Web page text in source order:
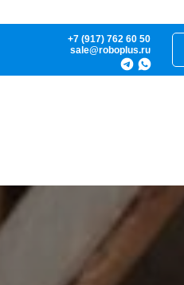
+7 (917) 762 60 50
sale@roboplus.ru